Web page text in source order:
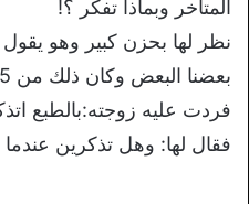
المتأخر وبماذا تفكر ؟!
نظر لها بحزن كبير وهو
بعضنا البعض وكان ذلك من 15 سنه ؟
فردت عليه زوجته:بالطبع
فقال لها: وهل تذكرين عندما